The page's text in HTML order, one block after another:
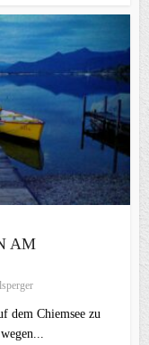
AM
dem Chiemsee zu